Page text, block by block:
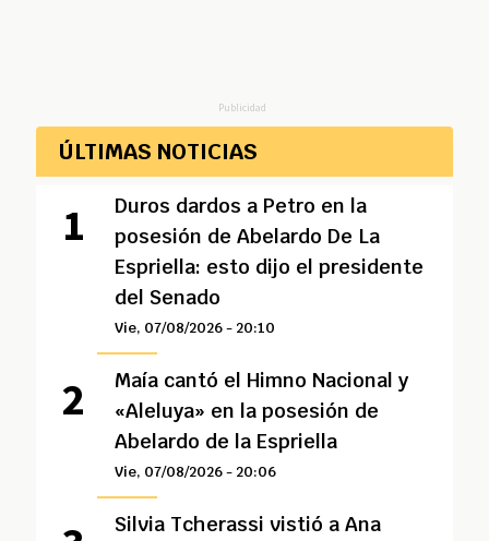
Publicidad
ÚLTIMAS NOTICIAS
Duros dardos a Petro en la
posesión de Abelardo De La
Espriella: esto dijo el presidente
del Senado
Vie, 07/08/2026 - 20:10
Maía cantó el Himno Nacional y
«Aleluya» en la posesión de
Abelardo de la Espriella
Vie, 07/08/2026 - 20:06
Silvia Tcherassi vistió a Ana